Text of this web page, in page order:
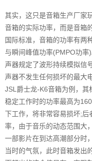
其实，这只是音箱生产厂家
音箱的实际功率，而是音箱
国际标准，音箱的功率有两
与瞬间峰值功率(PMPO功
声器规定了波形持续模拟信
声器不发生任何损坏的最大
JSL爵士龙-K6音箱为例，其
稳定工作时的功率最高为
下工作，将非常容易损坏;
率，由于音乐的动态范围大
一部影片在到达高潮部分时
当时的气氛，此时音箱发出